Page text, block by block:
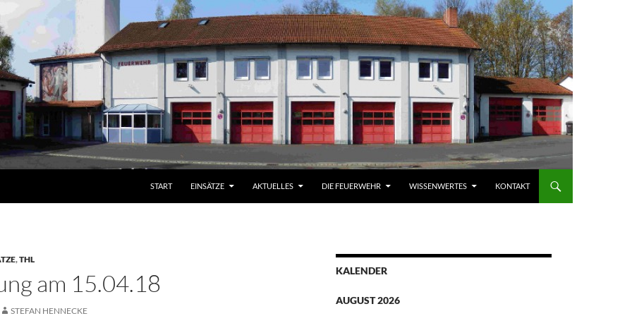
START EINSÄTZE AKTUELLES DIE FEUERWEHR WISSENWERTES KONTAKT
,THL
am 15.04.18
STEFAN HENNECKE
KALENDER
AUGUST 2026